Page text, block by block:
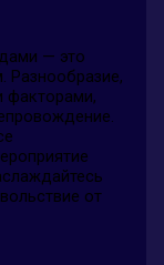
— это
Разнообразие,
факторами,
от